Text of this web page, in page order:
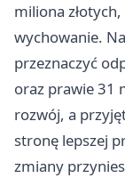
miliona
wychowanie.
przeznaczyć
oraz prawie 31
rozwój, a
stronę lepszej
zmiany